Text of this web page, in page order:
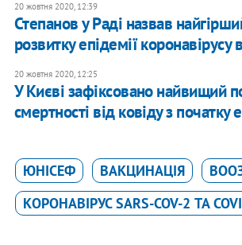
20 жовтня 2020, 12:39
Степанов у Раді назвав
розвитку епідемії коронавірусу
20 жовтня 2020, 12:25
У Києві зафіксовано найвищий
смертності від ковіду з початку
ЮНІСЕФ ВАКЦИНАЦІЯ
КОРОНАВІРУС SARS-COV-2 ТА